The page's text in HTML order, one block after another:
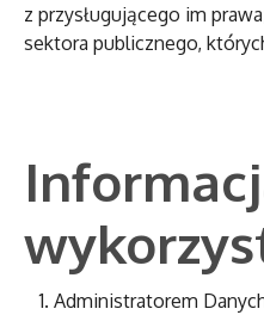
z przysługującego im
sektora publicznego,
Administratorem